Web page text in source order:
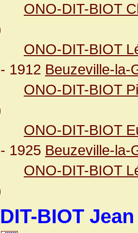
ONO-DIT-BIOT
ONO-DIT-BIOT
- 1912 Beuzeville-la-
ONO-DIT-BIOT
ONO-DIT-BIOT
- 1925 Beuzeville-la-
ONO-DIT-BIOT
BIOT